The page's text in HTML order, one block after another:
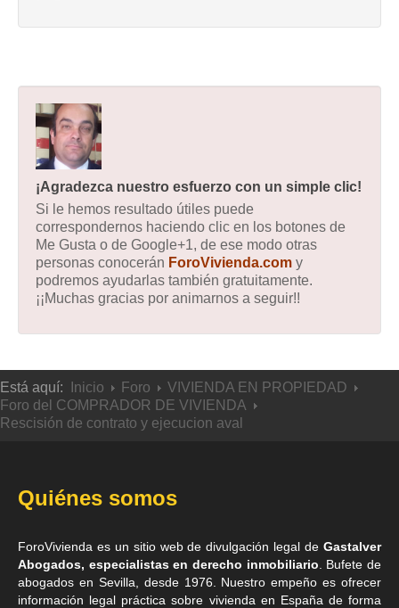
¡Agradezca nuestro esfuerzo con un simple clic!
Si le hemos resultado útiles puede
correspondernos haciendo clic en los botones de
Me Gusta o de Google+1, de ese modo otras
personas conocerán ForoVivienda.com y
podremos ayudarlas también gratuitamente.
¡¡Muchas gracias por animarnos a seguir!!
Está aquí: Inicio Foro
VIVIENDA EN PROPIEDAD
Foro del COMPRADOR DE VIVIENDA
Rescisión de contrato y ejecucion aval
Quiénes somos
ForoVivienda es un sitio web de divulgación legal de Gastalver
Abogados, especialistas en derecho inmobiliario . Bufete de
abogados en Sevilla , desde 1976. Nuestro empeño es ofrecer
información legal práctica sobre vivienda en España de forma